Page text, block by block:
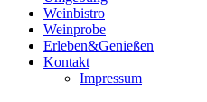
Weinbistro
Weinprobe
Erleben&Genießen
Kontakt
Impressum